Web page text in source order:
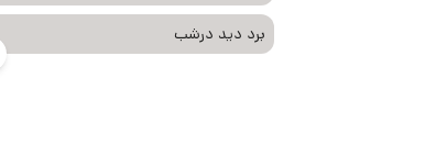
برد دید درشب